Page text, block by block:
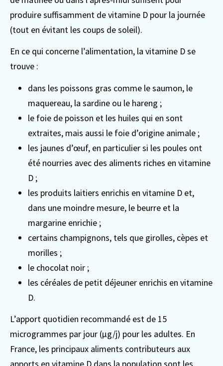
produire suffisamment de vitamine D pour la journée
(tout en évitant les coups de soleil).
En ce qui concerne l’alimentation, la vitamine D se
trouve :
dans les poissons gras comme le saumon, le
maquereau, la sardine ou le hareng ;
le foie de poisson et les huiles qui en sont
extraites, mais aussi le foie d’origine animale ;
les jaunes d’œuf, en particulier si les poules ont
été nourries avec des aliments riches en vitamine
D ;
les produits laitiers enrichis en vitamine D et,
dans une moindre mesure, le beurre et la
margarine enrichie ;
certains champignons, tels que girolles, cèpes et
morilles ;
le chocolat noir ;
les céréales de petit déjeuner enrichis en vitamine
D.
L’apport quotidien recommandé est de 15
microgrammes par jour (µg/j) pour les adultes. En
France, les principaux aliments contributeurs aux